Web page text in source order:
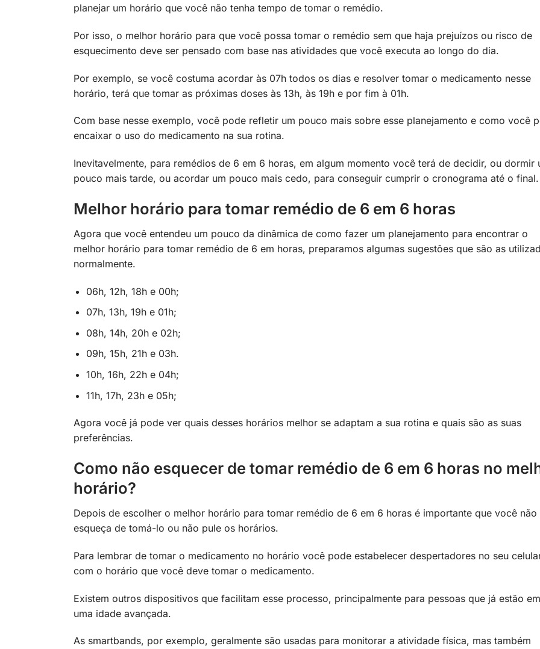
planejar um horário que você não tenha tempo de tomar o remédio.
Por isso, o melhor horário para que você possa tomar o remédio sem que haja prejuízos ou risco de
esquecimento deve ser pensado com base nas atividades que você executa ao longo do dia.
Por exemplo, se você costuma acordar às 07h todos os dias e resolver tomar o medicamento nesse
horário, terá que tomar as próximas doses às 13h, às 19h e por fim à 01h.
Com base nesse exemplo, você pode refletir um pouco mais sobre esse planejamento e como você
encaixar o uso do medicamento na sua rotina.
Inevitavelmente, para remédios de 6 em 6 horas, em algum momento você terá de decidir, ou dormir
pouco mais tarde, ou acordar um pouco mais cedo, para conseguir cumprir o cronograma até o final.
Melhor horário para tomar remédio de 6 em 6 horas
Agora que você entendeu um pouco da dinâmica de como fazer um planejamento para encontrar o
melhor horário para tomar remédio de 6 em horas, preparamos algumas sugestões que são as
normalmente.
06h, 12h, 18h e 00h;
07h, 13h, 19h e 01h;
08h, 14h, 20h e 02h;
09h, 15h, 21h e 03h.
10h, 16h, 22h e 04h;
11h, 17h, 23h e 05h;
Agora você já pode ver quais desses horários melhor se adaptam a sua rotina e quais são as suas
preferências.
Como não esquecer de tomar remédio de 6 em 6 horas no
horário?
Depois de escolher o melhor horário para tomar remédio de 6 em 6 horas é importante que você não
esqueça de tomá-lo ou não pule os horários.
Para lembrar de tomar o medicamento no horário você pode estabelecer despertadores no seu
com o horário que você deve tomar o medicamento.
Existem outros dispositivos que facilitam esse processo, principalmente para pessoas que já estão em
uma idade avançada.
As smartbands, por exemplo, geralmente são usadas para monitorar a atividade física, mas também